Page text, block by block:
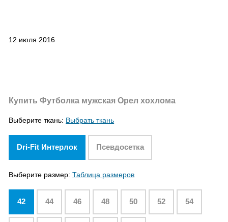
12 июля 2016
Купить Футболка мужская Орел хохлома
Выберите ткань: Выбрать ткань
Dri-Fit Интерлок Псевдосетка
Выберите размер:Таблица размеров
42 44 46 48 50 52 54